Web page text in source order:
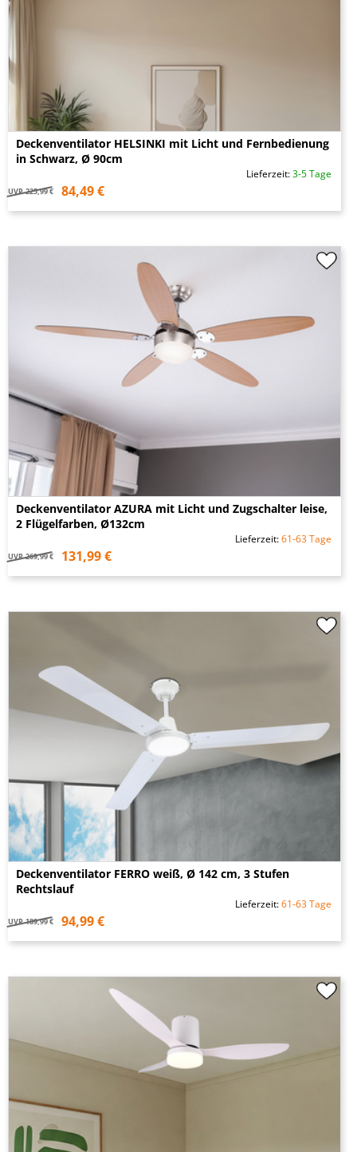
Deckenventilator HELSINKI mit Licht und Fernbedienung
in Schwarz, Ø 90cm
Lieferzeit:3-5 Tage
UVP 225,99 € 84,49 €
Deckenventilator AZURA mit Licht und Zugschalter leise,
2 Flügelfarben, Ø132cm
Lieferzeit:61-63 Tage
UVP 269,99 € 131,99 €
Deckenventilator FERRO weiß, Ø 142 cm, 3 Stufen
Rechtslauf
Lieferzeit:61-63 Tage
UVP 189,99 € 94,99 €